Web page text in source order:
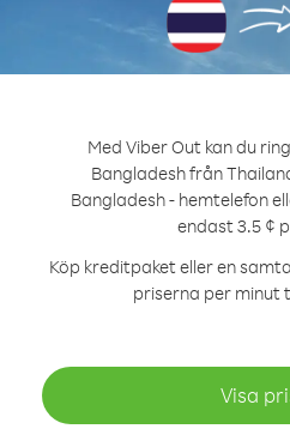
Med Viber Out kan du
Bangladesh från
Bangladesh - hemtelefon
endast 3.5 ¢
Köp kreditpaket eller en
priserna per minut
Visa